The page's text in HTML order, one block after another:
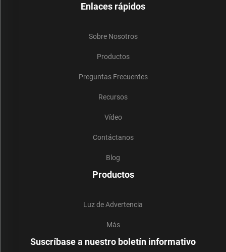
Enlaces rápidos
Sobre Nosotros
Productos
Preguntas Frecuentes
Recursos
Vídeo
Contáctanos
Blog
Productos
Luz de Advertencia
Más
Suscríbase a nuestro boletín informativo